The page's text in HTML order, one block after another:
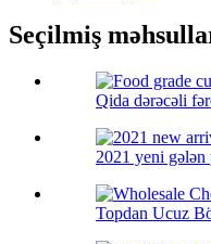
Seçilmiş
Qida dərəcəli
2021 yeni gələn
Topdan Ucuz